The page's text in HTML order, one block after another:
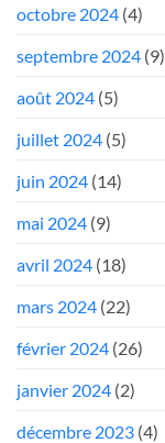
octobre 2024 (4)
septembre 2024 (9)
août 2024 (5)
juillet 2024 (5)
juin 2024 (14)
mai 2024 (9)
avril 2024 (18)
mars 2024 (22)
février 2024 (26)
janvier 2024 (2)
décembre 2023 (4)